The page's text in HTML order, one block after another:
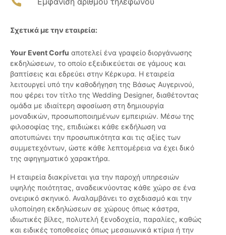
Σχετικά με την εταιρεία:
Your Event Corfu αποτελεί ένα γραφείο διοργάνωσης
εκδηλώσεων, το οποίο εξειδικεύεται σε γάμους και
βαπτίσεις και εδρεύει στην Κέρκυρα. Η εταιρεία
λειτουργεί υπό την καθοδήγηση της Βάσως Αυγερινού,
που φέρει τον τίτλο της Wedding Designer, διαθέτοντας
ομάδα με ιδιαίτερη αφοσίωση στη δημιουργία
μοναδικών, προσωποποιημένων εμπειριών. Μέσω της
φιλοσοφίας της, επιδιώκει κάθε εκδήλωση να
αποτυπώνει την προσωπικότητα και τις αξίες των
συμμετεχόντων, ώστε κάθε λεπτομέρεια να έχει δικό
της αφηγηματικό χαρακτήρα.
Η εταιρεία διακρίνεται για την παροχή υπηρεσιών
υψηλής ποιότητας, αναδεικνύοντας κάθε χώρο σε ένα
ονειρικό σκηνικό. Αναλαμβάνει το σχεδιασμό και την
υλοποίηση εκδηλώσεων σε χώρους όπως κάστρα,
ιδιωτικές βίλες, πολυτελή ξενοδοχεία, παραλίες, καθώς
και ειδικές τοποθεσίες όπως μεσαιωνικά κτίρια ή την